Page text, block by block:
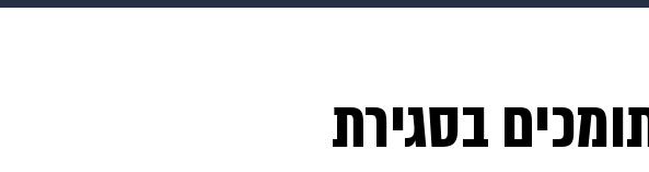
מתכונים פרויקטים מיוחדים
בסגירת